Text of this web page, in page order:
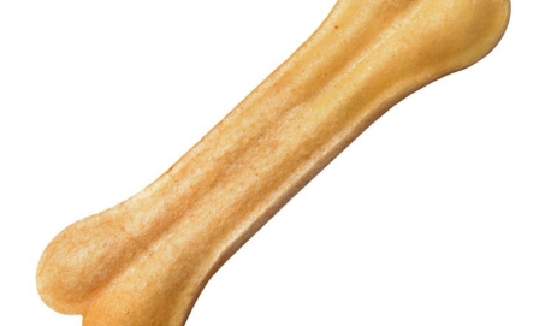
Îngrijire Câini
Covorașe Igienice Câini
Igienă Câini